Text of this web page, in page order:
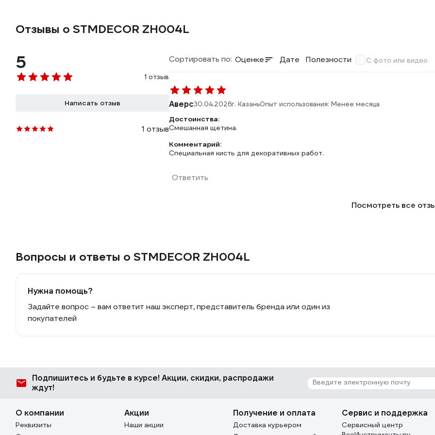
Отзывы о STMDECOR ZH004L
5
1 отзыв
Написать отзыв
1 отзыв
Сортировать по: Оценке Дате Полезности С фото или видео
Аверс30.04.2026г. КазаньОпыт использования: Менее месяца
Достоинства:
Смешанная щетина.
Комментарий:
Специальная кисть для декоративных работ.
Ответить
Посмотреть все
Вопросы и ответы о STMDECOR ZH004L
Нужна помощь?
Задайте вопрос – вам ответит наш эксперт, представитель бренда или один из
покупателей
Подпишитесь и будьте в курсе! Акции, скидки, распродажи
ждут!
О компании
Реквизиты
Акции
Наши акции
Получение и оплата
Доставка курьером
Сервис и поддержка
Сервисный центр